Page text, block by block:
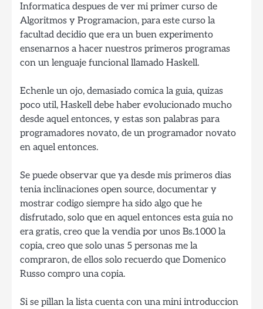
Informatica despues de ver mi primer curso de
Algoritmos y Programacion, para este curso la
facultad decidio que era un buen experimento
ensenarnos a hacer nuestros primeros programas
con un lenguaje funcional llamado Haskell.
Echenle un ojo, demasiado comica la guia, quizas
poco util, Haskell debe haber evolucionado mucho
desde aquel entonces, y estas son palabras para
programadores novato, de un programador novato
en aquel entonces.
Se puede observar que ya desde mis primeros dias
tenia inclinaciones open source, documentar y
mostrar codigo siempre ha sido algo que he
disfrutado, solo que en aquel entonces esta guia no
era gratis, creo que la vendia por unos Bs.1000 la
copia, creo que solo unas 5 personas me la
compraron, de ellos solo recuerdo que Domenico
Russo compro una copia.
Si se pillan la lista cuenta con una mini introduccion